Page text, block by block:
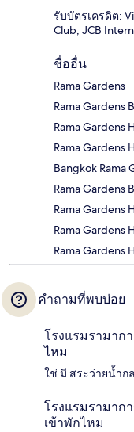
รับบัตรเครดิต:
Club, JCB
ชื่ออื่น
Rama Gardens
Rama Gardens
Rama Gardens
Rama Gardens
Bangkok Rama
Rama Gardens
Rama Gardens
Rama Gardens
Rama Gardens
คำถามที่พบบ่อย
โรงแรมรามาก
ไหม
ใช่ มี สระว่ายน้ำก
โรงแรมรามาก
เข้าพักไหม